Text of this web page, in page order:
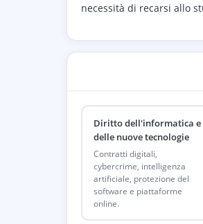
necessità di recarsi allo
Diritto dell'informatica e
delle nuove tecnologie
Contratti digitali,
cybercrime, intelligenza
artificiale, protezione del
software e piattaforme
online.